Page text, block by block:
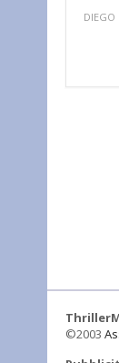
DIEGO
©2003